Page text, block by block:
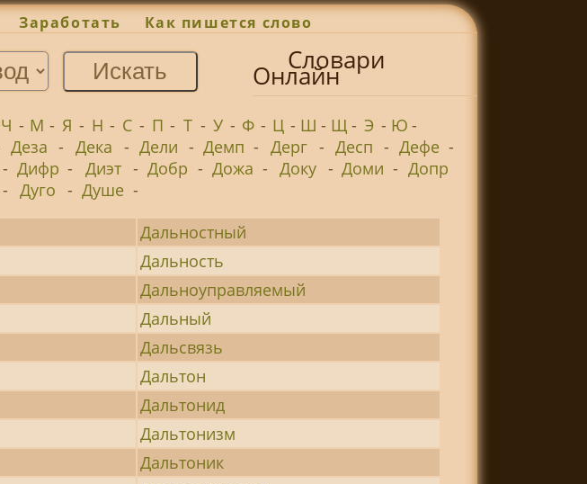
Заработать Как пишется слово
Словари
Онлайн
Ч - М - Я - Н - С - П - Т - У - Ф - Ц - Ш - Щ- Э - Ю-
Деза - Дека - Дели - Демп - Дерг - Десп - Дефе -
- Дифр - Диэт - Добр - Дожа - Доку - Доми - Допр
- Дуго - Душе -
Дальностный
Дальность
Дальноуправляемый
Дальный
Дальсвязь
Дальтон
Дальтонид
Дальтонизм
Дальтоник